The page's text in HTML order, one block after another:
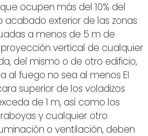
ocupen más del 10% del
acabado exterior de las zonas
a menos de 5 m de
vertical de cualquier
del mismo o de otro edificio,
al fuego no sea al menos EI
superior de los voladizos
de 1 m, así como los
y cualquier otro
o ventilación, deben